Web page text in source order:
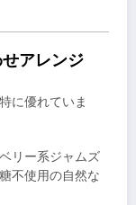
アレンジ
に優れていま
リー系ジャムズ
不使用の自然な